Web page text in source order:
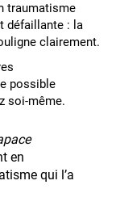
traumatisme
défaillante : la
clairement.
possible
soi-même.
en
qui l’a